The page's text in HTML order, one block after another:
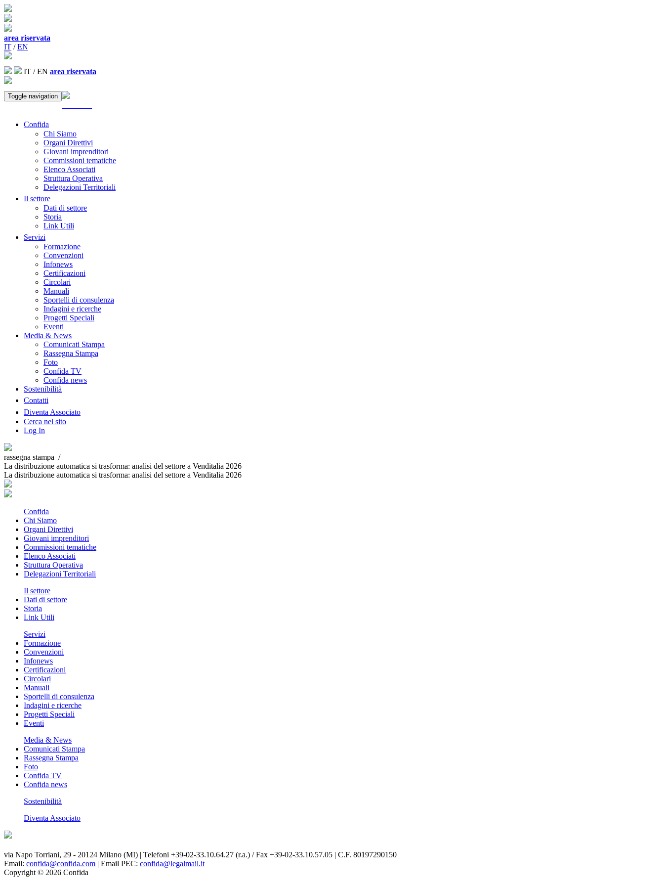
area riservata
IT /EN
IT /EN area riservata
Toggle navigation
Confida
Chi Siamo
Organi Direttivi
Giovani imprenditori
Commissioni tematiche
Elenco Associati
Struttura Operativa
Delegazioni Territoriali
Il settore
Dati di settore
Storia
Link Utili
Servizi
Formazione
Convenzioni
Infonews
Certificazioni
Circolari
Manuali
Sportelli di consulenza
Indagini e ricerche
Progetti Speciali
Eventi
Media & News
Comunicati Stampa
Rassegna Stampa
Foto
Confida TV
Confida news
Sostenibilità
Contatti
Diventa Associato
Cerca nel sito
Log In
rassegna stampa /
La distribuzione automatica si trasforma: analisi del settore a Venditalia 2026
La distribuzione automatica si trasforma: analisi del settore a Venditalia 2026
Confida
Chi Siamo
Organi Direttivi
Giovani imprenditori
Commissioni tematiche
Elenco Associati
Struttura Operativa
Delegazioni Territoriali
Il settore
Dati di settore
Storia
Link Utili
Servizi
Formazione
Convenzioni
Infonews
Certificazioni
Circolari
Manuali
Sportelli di consulenza
Indagini e ricerche
Progetti Speciali
Eventi
Media & News
Comunicati Stampa
Rassegna Stampa
Foto
Confida TV
Confida news
Sostenibilità
Diventa Associato
via Napo Torriani, 29 - 20124 Milano (MI) | Telefoni +39-02-33.10.64.27 (r.a.) / Fax +39-02-33.10.57.05 | C.F. 80197290150
Email: confida@confida.com | Email PEC: confida@legalmail.it
Copyright © 2026 Confida